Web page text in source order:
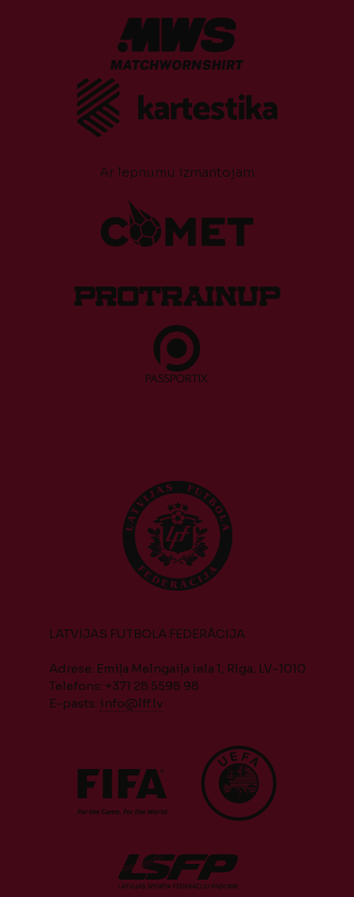
Ar lepnumu izmantojam
LATVIJAS FUTBOLA FEDERĀCIJA
Adrese: Emiļa Melngaiļa iela 1, Rīga, LV-1010
Telefons: +371 28 5598 98
E-pasts: info@lff.lv